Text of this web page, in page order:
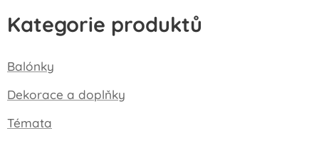
Kategorie produktů
Balónky
Dekorace a doplňky
Témata